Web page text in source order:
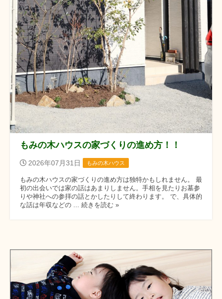
もみの木ハウスの家づくりの進め方！！
2026年07月31日 もみの木ハウス
もみの木ハウスの家づくりの進め方は独特かもしれません。 最
初の出会いでは家の話はあまりしません。手相を見たりお墓参
りや神社への参拝の話とかしたりして終わります。 で、具体的
な話は年収などの ... 続きを読む »